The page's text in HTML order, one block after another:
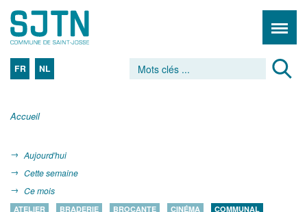
FR NL
Accueil
Aujourd'hui
Cette semaine
Ce mois
ATELIER BRADERIE BROCANTE CINÉMA
COMMUNAL